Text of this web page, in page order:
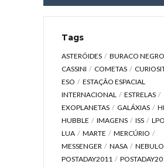
Tags
ASTERÓIDES
BURACO NEGRO
CASSINI
COMETAS
ESO
ESTAÇÃO ESPACIAL
INTERNACIONAL
ESTRELAS
EXOPLANETAS
GALÁXIAS
HUBBLE
IMAGENS ISS
LUA
MARTE
MERCÚRIO
MESSENGER
NASA
POSTADAY2011